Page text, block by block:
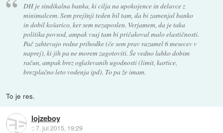
DH je sindikalna banka, ki cilja na upokojence in delavce z
minimalcem. Sem prejšnji teden bil tam, da bi zamenjal banko
in dobil košarico, ker sem nezaposlen. Verjamem, da je taka
politika povsod, ampak vsaj tam bi pričakoval malo elastičnosti.
Pač zahtevajo redne prihodke (če sem prav razumel 6 mesecev v
naprej), ki jih pa ne morem zagotoviti. Še vedno lahko dobim
račun, ampak brez oglaševanih ugodnosti (limit, kartice,
brezplačno leto vodenja ipd). To pa že imam.
To je res.
lojzeboy
::7. jul 2015, 19:29